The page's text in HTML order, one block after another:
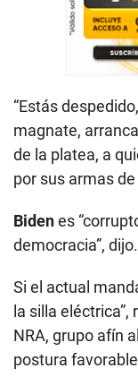
“Estás
magnate,
de la platea, a
por sus armas
Bidenes
democracia”, dijo.
Si el actual
la silla
NRA, grupo afín
postura